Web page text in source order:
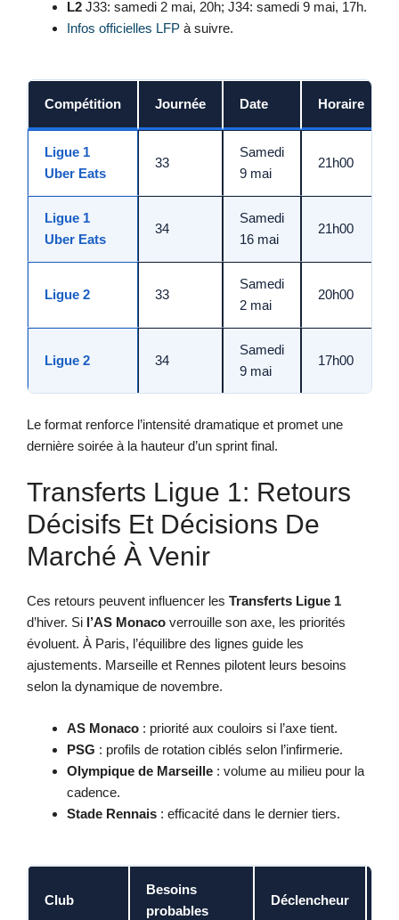
L2 J33: samedi 2 mai, 20h; J34: samedi 9 mai, 17h.
Infos officielles LFP à suivre.
Compétition Journée Date Horaire
Ligue 1
Uber Eats
33
Samedi
9 mai
21h00
Ligue 1
Uber Eats
34
Samedi
16 mai
21h00
Ligue 2 33
Samedi
2 mai
20h00
Ligue 2 34
Samedi
9 mai
17h00
Le format renforce l’intensité dramatique et promet une
dernière soirée à la hauteur d’un sprint final.
Transferts Ligue 1: Retours
Décisifs Et Décisions De
Marché À Venir
Ces retours peuvent influencer les Transferts Ligue 1
d’hiver. Si l’AS Monaco verrouille son axe, les priorités
évoluent. À Paris, l’équilibre des lignes guide les
ajustements. Marseille et Rennes pilotent leurs besoins
selon la dynamique de novembre.
AS Monaco : priorité aux couloirs si l’axe tient.
PSG : profils de rotation ciblés selon l’infirmerie.
Olympique de Marseille : volume au milieu pour la
cadence.
Stade Rennais : efficacité dans le dernier tiers.
Club
Besoins
probables
Déclencheur